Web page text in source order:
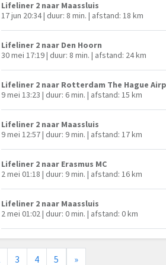
Lifeliner 2 naar Maassluis
17 jun 20:34 | duur: 8 min. | afstand: 18 km
Lifeliner 2 naar Den Hoorn
30 mei 17:19 | duur: 8 min. | afstand: 24 km
Lifeliner 2 naar Rotterdam The Hague
9 mei 13:23 | duur: 6 min. | afstand: 15 km
Lifeliner 2 naar Maassluis
9 mei 12:57 | duur: 9 min. | afstand: 17 km
Lifeliner 2 naar Erasmus MC
2 mei 01:18 | duur: 9 min. | afstand: 16 km
Lifeliner 2 naar Maassluis
2 mei 01:02 | duur: 0 min. | afstand: 0 km
3 4 5 »